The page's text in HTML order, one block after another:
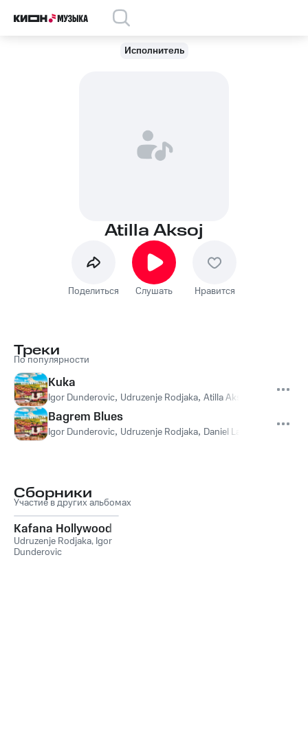
Исполнитель
Atilla Aksoj
Поделиться Слушать Нравится
Треки
По популярности
Kuka
Igor Dunderovic, Udruzenje Rodjaka, Atilla Aksoj
Bagrem Blues
Igor Dunderovic, Udruzenje Rodjaka, Daniel Lazar
Сборники
Участие в других альбомах
Kafana Hollywood
Udruzenje Rodjaka, Igor
Dunderovic